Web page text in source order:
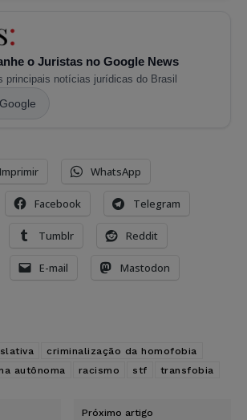
o Juristas no Google News
principais notícias jurídicas do Brasil
Imprimir WhatsApp
Facebook Telegram
Tumblr Reddit
E-mail Mastodon
criminalização da homofobia
autônoma racismo stf transfobia
Próximo artigo